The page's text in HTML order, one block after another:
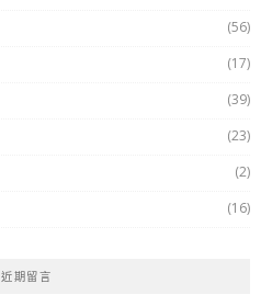
(56)
(17)
(39)
(23)
(2)
(16)
近期留言